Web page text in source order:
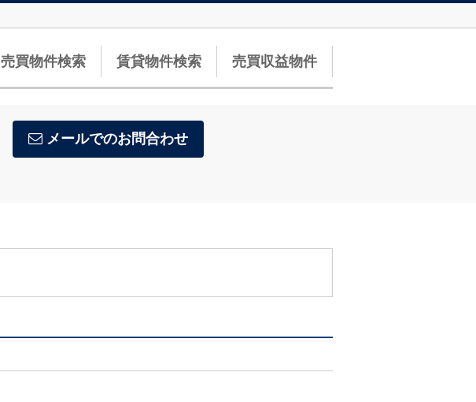
売買物件検索 賃貸物件検索 売買収益物件
メールでのお問合わせ